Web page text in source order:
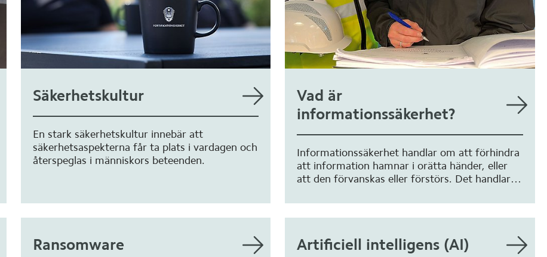
Säkerhetskultur
En stark säkerhetskultur innebär att
säkerhetsaspekterna får ta plats i vardagen och
återspeglas i människors beteenden.
Vad är
informationssäkerhet?
Informationssäkerhet handlar om att förhindra
att information hamnar i orätta händer, eller
att den förvanskas eller förstörs. Det handlar
tillgänglig för rätt personer, i rätt tid.
Ransomware Artificiell intelligens (AI)